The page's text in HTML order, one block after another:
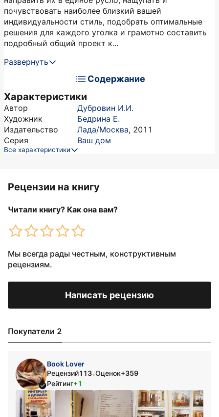
почувствовать наиболее близкий вашей
индивидуальности стиль, подобрать оптимальные
решения для каждого уголка и грамотно составить
подробный общий проект к...
Развернуть
Содержание
Характеристики
Автор
Дубровин И.И.
Художник
Бедрина Е.
Издательство
Лада/Москва, 2011
Серия
Ваш дом
Все характеристики
Рецензии на книгу
Читали книгу? Как она вам?
Мы всегда рады честным, конструктивным
рецензиям.
Написать рецензию
Покупатели 2
Book Lover
Рецензий113•Оценок+359
Рейтинг+1